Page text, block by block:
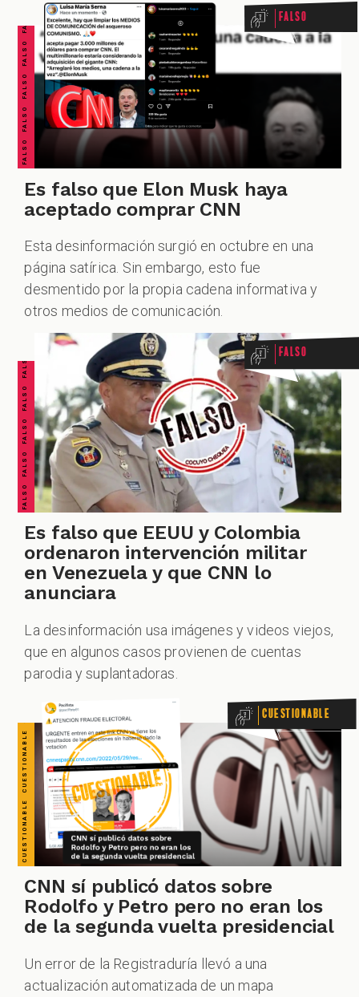
ZOOM
FALSO FALSO FALSO FALSO FALSO FALSO FALSO Falso
Es falso que Elon Musk haya
aceptado comprar CNN
Esta desinformación surgió en octubre en una
página satírica. Sin embargo, esto fue
desmentido por la propia cadena informativa y
otros medios de comunicación.
FALSO FALSO FALSO FALSO FALSO FALSO FALSO Falso
Es falso que EEUU y Colombia
ordenaron intervención militar
en Venezuela y que CNN lo
anunciara
La desinformación usa imágenes y videos viejos,
que en algunos casos provienen de cuentas
parodia y suplantadoras.
CUESTIONABLE CUESTIONABLE CUESTIONABLE CUESTIONABLE CUESTIONABLE CUESTIONABLE CUESTIONABLE Cuestionable
CNN sí publicó datos sobre
Rodolfo y Petro pero no eran los
de la segunda vuelta presidencial
Un error de la Registraduría llevó a una
actualización automatizada de un mapa